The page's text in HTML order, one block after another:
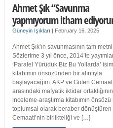
Ahmet Şık “Savunma
yapmıyorum itham
Güneyin Işıkları | February 16, 2025
Ahmet Şık’ın savunmasının tam
Sözlerime 3 yıl önce, 2014’te
‘Paralel Yürüdük Biz Bu Yollarda’
kitabımın önsözünden bir alıntıyla
başlayacağım. AKP ve Gülen Cemaati
arasındaki mafyatik iktidar
inceleme-araştırma kitabımın
toplumsal olarak beraber
Cemaati’nin birlikteliği ve […]